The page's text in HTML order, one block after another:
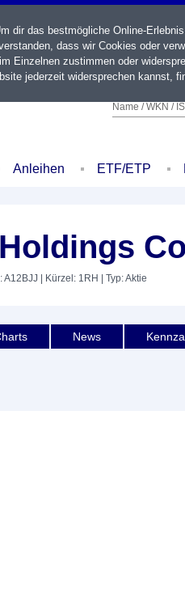
Name / WKN /
Anleihen ETF/ETP
A12BJJ | Kürzel: 1RH | Typ: Aktie
News
dir das bestmögliche Online-
dass wir Cookies oder
Einzelnen zustimmen oder
jederzeit widersprechen kannst,